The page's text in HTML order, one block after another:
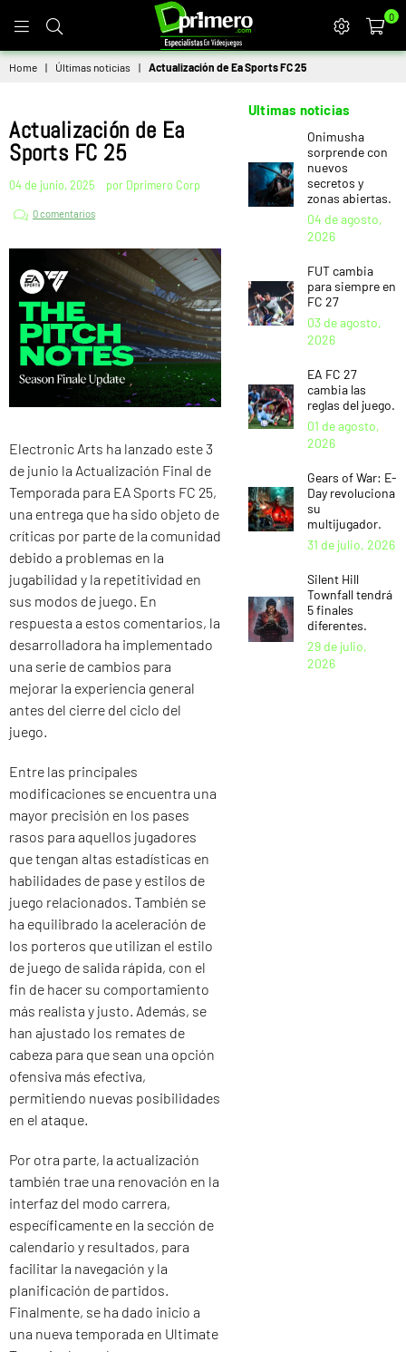
DPRIMERO
0
Home | Últimas noticias | Actualización de Ea Sports FC 25
Actualización de Ea
Sports FC 25
04 de junio, 2025 por Dprimero Corp
0 comentarios
Electronic Arts ha lanzado este 3
de junio la Actualización Final de
Temporada para EA Sports FC 25,
una entrega que ha sido objeto de
críticas por parte de la comunidad
debido a problemas en la
jugabilidad y la repetitividad en
sus modos de juego. En
respuesta a estos comentarios, la
desarrolladora ha implementado
una serie de cambios para
mejorar la experiencia general
antes del cierre del ciclo del
juego.
Entre las principales
modificaciones se encuentra una
mayor precisión en los pases
rasos para aquellos jugadores
que tengan altas estadísticas en
habilidades de pase y estilos de
juego relacionados. También se
ha equilibrado la aceleración de
los porteros que utilizan el estilo
de juego de salida rápida, con el
fin de hacer su comportamiento
más realista y justo. Además, se
han ajustado los remates de
cabeza para que sean una opción
ofensiva más efectiva,
permitiendo nuevas posibilidades
en el ataque.
Por otra parte, la actualización
también trae una renovación en la
interfaz del modo carrera,
específicamente en la sección de
calendario y resultados, para
facilitar la navegación y la
planificación de partidos.
Finalmente, se ha dado inicio a
una nueva temporada en Ultimate
Ultimas noticias
Onimusha
sorprende con
nuevos
secretos y
zonas abiertas.
04 de agosto,
2026
FUT cambia
para siempre en
FC 27
03 de agosto,
2026
EA FC 27
cambia las
reglas del juego.
01 de agosto,
2026
Gears of War: E-
Day revoluciona
su
multijugador.
31 de julio, 2026
Silent Hill
Townfall tendrá
5 finales
diferentes.
29 de julio,
2026